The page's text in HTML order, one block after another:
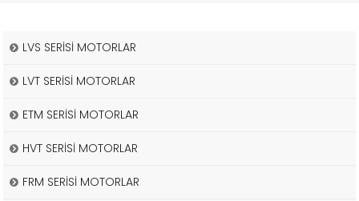
LVS SERİSİ MOTORLAR
LVT SERİSİ MOTORLAR
ETM SERİSİ MOTORLAR
HVT SERİSİ MOTORLAR
FRM SERİSİ MOTORLAR